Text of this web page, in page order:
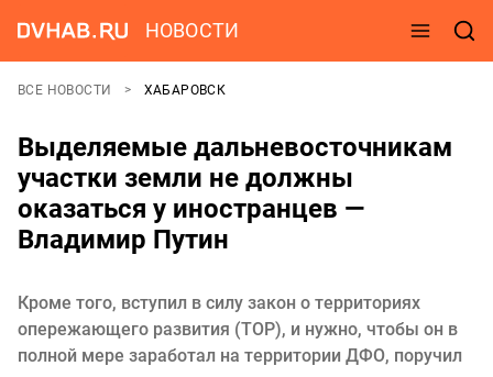
НОВОСТИ
ВСЕ НОВОСТИ ХАБАРОВСК
Выделяемые дальневосточникам
участки земли не должны
оказаться у иностранцев —
Владимир Путин
Кроме того, вступил в силу закон о территориях
опережающего развития (ТОР), и нужно, чтобы он в
полной мере заработал на территории ДФО, поручил